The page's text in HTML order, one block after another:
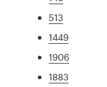
513
1449
1906
1883